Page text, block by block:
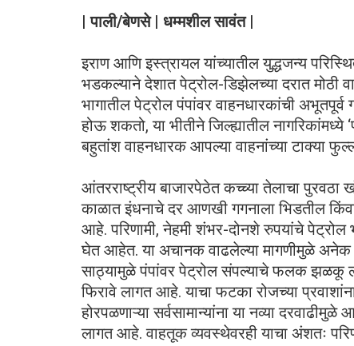
| पाली/बेणसे | धम्मशील सावंत |
इराण आणि इस्त्रायल यांच्यातील युद्धजन्य
भडकल्याने देशात पेट्रोल-डिझेलच्या दरात मोठी
भागातील पेट्रोल पंपांवर वाहनधारकांची अभूतपूर्व
होऊ शकतो, या भीतीने जिल्ह्यातील
बहुतांश वाहनधारक आपल्या वाहनांच्या टाक्या
आंतरराष्ट्रीय बाजारपेठेत कच्च्या तेलाचा पुरवठा
काळात इंधनाचे दर आणखी गगनाला भिडतील
आहे. परिणामी, नेहमी शंभर-दोनशे रुपयांचे
घेत आहेत. या अचानक वाढलेल्या मागणीमुळे अनेक
साठ्यामुळे पंपांवर पेट्रोल संपल्याचे फलक झळकू
फिरावे लागत आहे. याचा फटका रोजच्या
होरपळणाऱ्या सर्वसामान्यांना या नव्या
लागत आहे. वाहतूक व्यवस्थेवरही याचा अंशतः